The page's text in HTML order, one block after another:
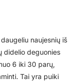
naujesnių iš
didelio deguonies
6 iki 30 parų,
Tai yra puiki